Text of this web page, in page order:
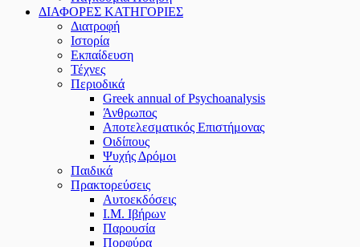
ΔΙΑΦΟΡΕΣ ΚΑΤΗΓΟΡΙΕΣ
Διατροφή
Ιστορία
Εκπαίδευση
Τέχνες
Περιοδικά
Greek annual of Psychoanalysis
Άνθρωπος
Αποτελεσματικός Επιστήμονας
Οιδίπους
Ψυχής Δρόμοι
Παιδικά
Πρακτoρεύσεις
Αυτοεκδόσεις
Ι.Μ. Ιβήρων
Παρουσία
Πορφύρα